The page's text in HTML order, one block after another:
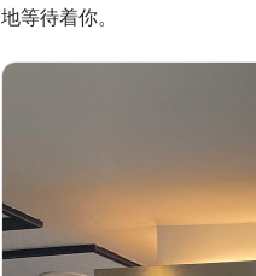
地等待着你。